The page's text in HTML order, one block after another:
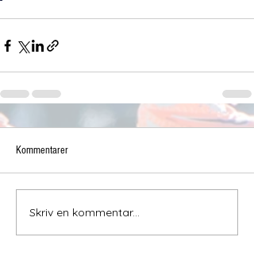
Kommentarer
Skriv en kommentar...